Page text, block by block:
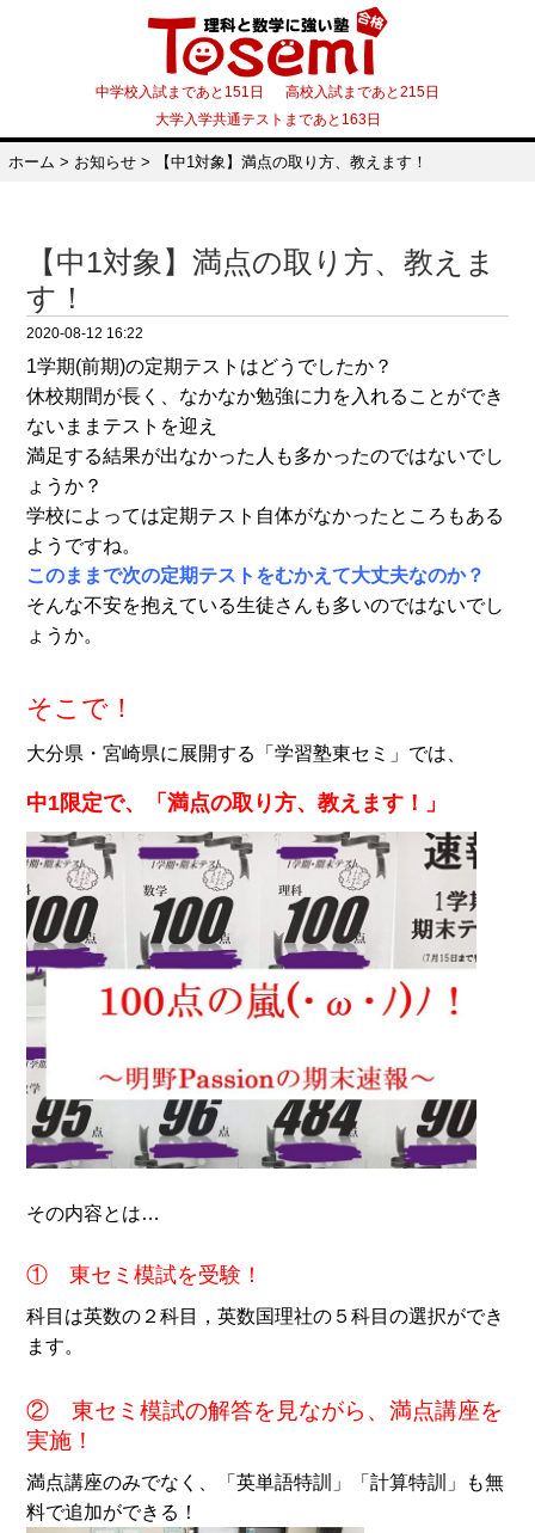
中学校入試まであと151日 高校入試まであと215日
大学入学共通テストまであと163日
ホーム > お知らせ> 【中1対象】満点の取り方、教えます！
【中1対象】満点の取り方、教えま
す！
2020-08-12 16:22
1学期(前期)の定期テストはどうでしたか？
休校期間が長く、なかなか勉強に力を入れることができ
ないままテストを迎え
満足する結果が出なかった人も多かったのではないでし
ょうか？
学校によっては定期テスト自体がなかったところもある
ようですね。
このままで次の定期テストをむかえて大丈夫なのか？
そんな不安を抱えている生徒さんも多いのではないでし
ょうか。
そこで！
大分県・宮崎県に展開する「学習塾東セミ」では、
中1限定で、「満点の取り方、教えます！」
その内容とは…
① 東セミ模試を受験！
科目は英数の２科目，英数国理社の５科目の選択ができ
ます。
② 東セミ模試の解答を見ながら、満点講座を
実施！
満点講座のみでなく、「英単語特訓」「計算特訓」も無
料で追加ができる！